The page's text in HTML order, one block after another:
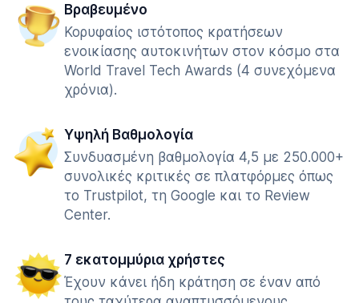
Βραβευμένο
Κορυφαίος ιστότοπος κρατήσεων
ενοικίασης αυτοκινήτων στον κόσμο στα
World Travel Tech Awards (4 συνεχόμενα
χρόνια).
Υψηλή Βαθμολογία
Συνδυασμένη βαθμολογία 4,5 με 250.000+
συνολικές κριτικές σε πλατφόρμες όπως
το Trustpilot, τη Google και το Review
Center.
7 εκατομμύρια χρήστες
Έχουν κάνει ήδη κράτηση σε έναν από